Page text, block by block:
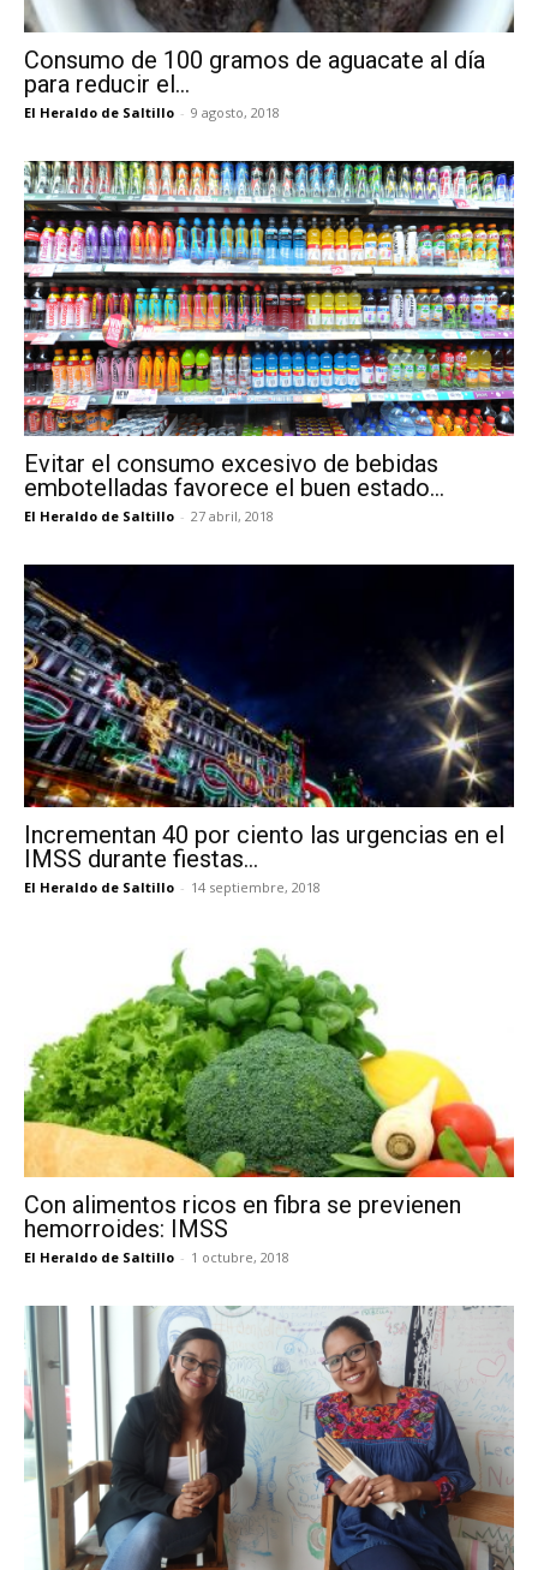
Consumo de 100 gramos de aguacate al día
para reducir el...
El Heraldo de Saltillo - 9 agosto, 2018
Evitar el consumo excesivo de bebidas
embotelladas favorece el buen estado...
El Heraldo de Saltillo - 27 abril, 2018
Incrementan 40 por ciento las urgencias en el
IMSS durante fiestas...
El Heraldo de Saltillo - 14 septiembre, 2018
Con alimentos ricos en fibra se previenen
hemorroides: IMSS
El Heraldo de Saltillo - 1 octubre, 2018